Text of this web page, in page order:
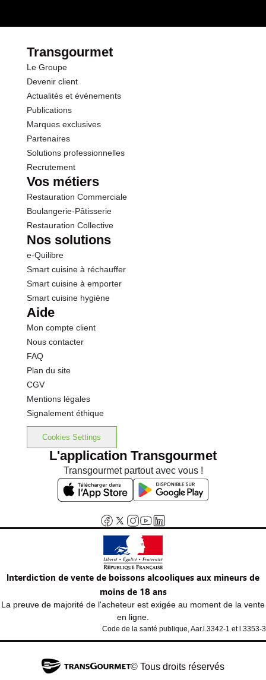
Transgourmet
Le Groupe
Devenir client
Actualités et événements
Publications
Marques exclusives
Partenaires
Solutions professionnelles
Recrutement
Vos métiers
Restauration Commerciale
Boulangerie-Pâtisserie
Restauration Collective
Nos solutions
e-Quilibre
Smart cuisine à réchauffer
Smart cuisine à emporter
Smart cuisine hygiène
Aide
Mon compte client
Nous contacter
FAQ
Plan du site
CGV
Mentions légales
Signalement éthique
Cookies Settings
L'application Transgourmet
Transgourmet partout avec vous !
Interdiction de vente de boissons alcooliques aux mineurs de
moins de 18 ans
La preuve de majorité de l'acheteur est exigée au moment de la vente
en ligne.
Code de la santé publique, Aar.l.3342-1 et l.3353-3
© Tous droits réservés